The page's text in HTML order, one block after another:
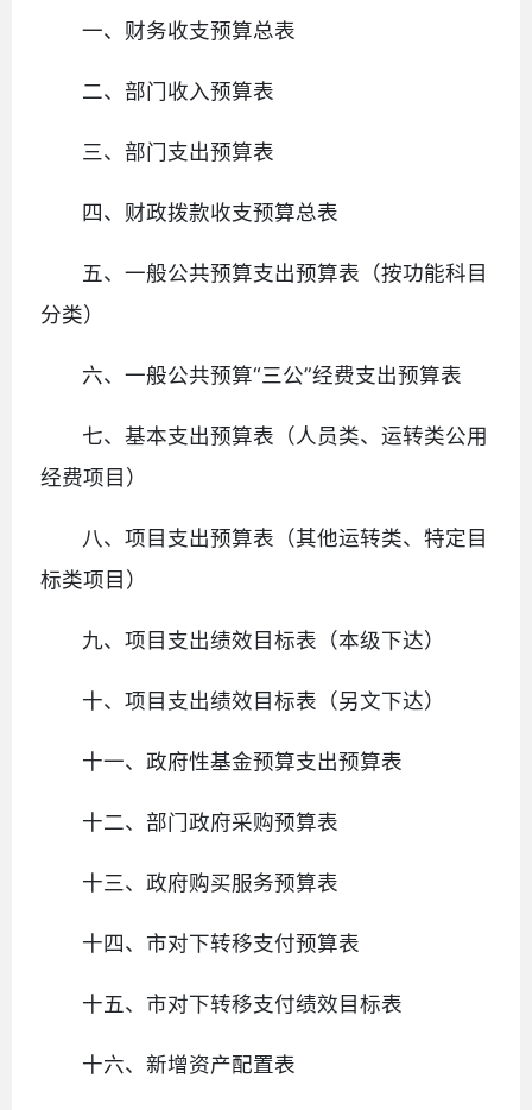
一、财务收支预算总表
二、部门收入预算表
三、部门支出预算表
四、财政拨款收支预算总表
五、一般公共预算支出预算表（按功能科目
分类）
六、一般公共预算“三公”经费支出预算表
七、基本支出预算表（人员类、运转类公用
经费项目）
八、项目支出预算表（其他运转类、特定目
标类项目）
九、项目支出绩效目标表（本级下达）
十、项目支出绩效目标表（另文下达）
十一、政府性基金预算支出预算表
十二、部门政府采购预算表
十三、政府购买服务预算表
十四、市对下转移支付预算表
十五、市对下转移支付绩效目标表
十六、新增资产配置表